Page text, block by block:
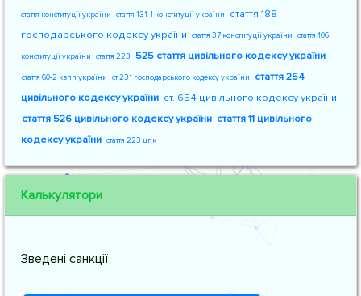
стаття конституції україни стаття 131-1 конституції україни
стаття 188
господарського кодексу україни стаття 37 конституції україни стаття 106
конституції україни стаття 223 525 стаття цивільного кодексу україни
стаття 60-2 кзпп україни ст 231 господарського кодексу україни
стаття 254
цивільного кодексу україни ст. 654 цивільного кодексу україни
стаття 526 цивільного кодексу україни стаття 11 цивільного
кодексу україни стаття 223 цпк
Калькулятори
Зведені санкції